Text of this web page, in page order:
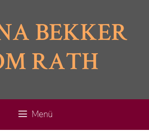
BEKKER
RATH
Menü